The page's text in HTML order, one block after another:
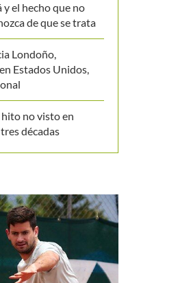
y el hecho que no
de que se trata
Londoño,
Estados Unidos,
hito no visto en
décadas